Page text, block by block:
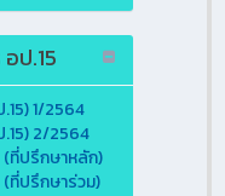
ป.15
1/2564
2/2564
ที่ปรึกษาหลัก)
ที่ปรึกษาร่วม)